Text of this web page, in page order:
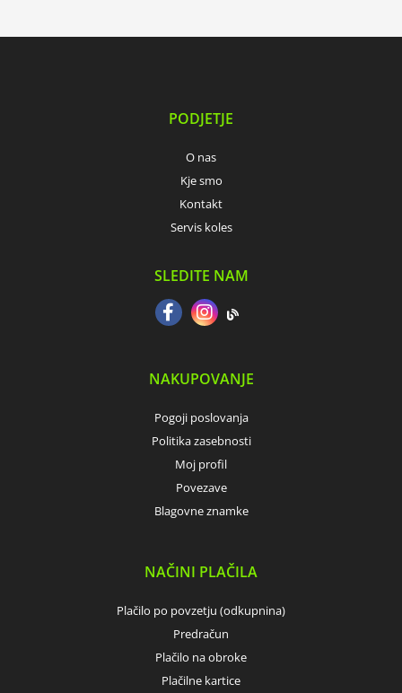
PODJETJE
O nas
Kje smo
Kontakt
Servis koles
SLEDITE NAM
NAKUPOVANJE
Pogoji poslovanja
Politika zasebnosti
Moj profil
Povezave
Blagovne znamke
NAČINI PLAČILA
Plačilo po povzetju (odkupnina)
Predračun
Plačilo na obroke
Plačilne kartice